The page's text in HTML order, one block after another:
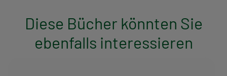
Diese Bücher könnten Sie
ebenfalls interessieren